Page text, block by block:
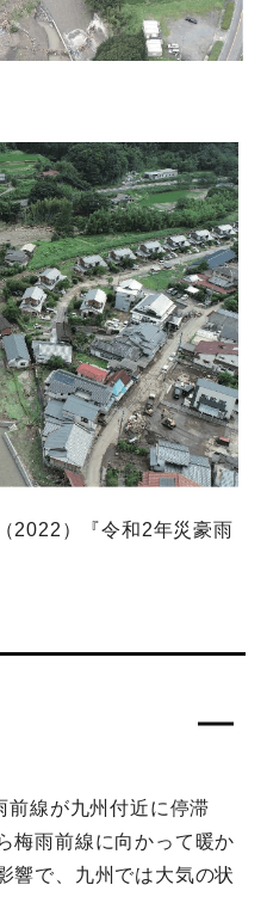
2022）『令和2年災豪雨
前線が九州付近に停滞
梅雨前線に向かって暖か
響で、九州では大気の状